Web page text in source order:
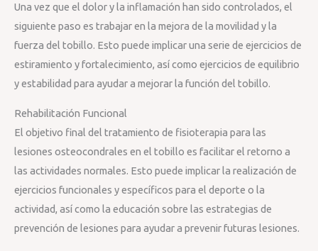
Una vez que el dolor y la inflamación han sido controlados, el
siguiente paso es trabajar en la mejora de la movilidad y la
fuerza del tobillo. Esto puede implicar una serie de ejercicios de
estiramiento y fortalecimiento, así como ejercicios de equilibrio
y estabilidad para ayudar a mejorar la función del tobillo.
Rehabilitación Funcional
El objetivo final del tratamiento de fisioterapia para las
lesiones osteocondrales en el tobillo es facilitar el retorno a
las actividades normales. Esto puede implicar la realización de
ejercicios funcionales y específicos para el deporte o la
actividad, así como la educación sobre las estrategias de
prevención de lesiones para ayudar a prevenir futuras lesiones.